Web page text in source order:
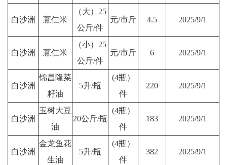
白沙洲 薏仁米
（大）25
公斤/件
元/市斤 4.5 2025/9/1
白沙洲 薏仁米
（小）25
公斤/件
元/市斤 6 2025/9/1
白沙洲
锦昌隆菜
籽油
5升/瓶
(4瓶）
件
220 2025/9/1
白沙洲
玉树大豆
油
20公斤/瓶
(4瓶）
件
183 2025/9/1
白沙洲
金龙鱼花
生油
5升/瓶
(4瓶）
件
382 2025/9/1